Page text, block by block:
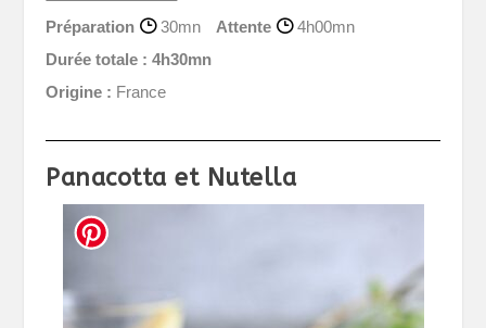
Préparation
30mn Attente
4h00mn
Durée totale : 4h30mn
Origine : France
Panacotta et Nutella